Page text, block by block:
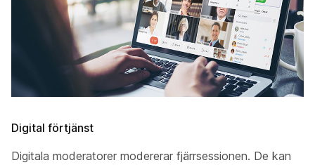
Digital förtjänst
Digitala moderatorer modererar fjärrsessionen. De kan